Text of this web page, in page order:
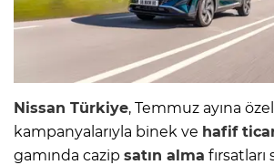
Nissan Türkiye, Temmuz ayına
kampanyalarıyla binek ve hafif
gamında cazip satın alma fırsatları